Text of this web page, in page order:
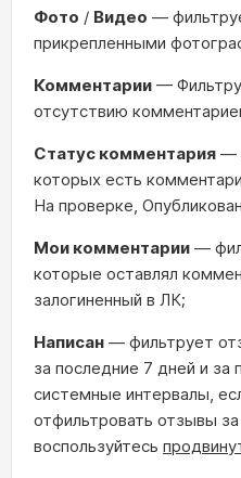
Фото / Видео —
прикрепленными
Комментарии —
отсутствию
Статус комментария —
которых есть
На проверке,
Мои комментарии —
которые оставлял
залогиненный в ЛК;
Написан — фильтрует
за последние 7 дней и за
системные интервалы,
отфильтровать отзывы
воспользуйтесь